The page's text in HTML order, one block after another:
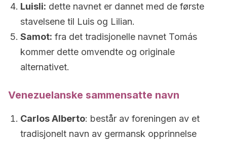
Luisli: dette navnet er dannet med de første
stavelsene til Luis og Lilian.
Samot: fra det tradisjonelle navnet Tomás
kommer dette omvendte og originale
alternativet.
Venezuelanske sammensatte navn
Carlos Alberto: består av foreningen av et
tradisjonelt navn av germansk opprinnelse